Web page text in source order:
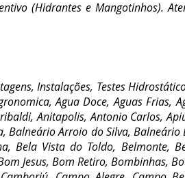
(Hidrantes e Mangotinhos).
Instalações, Testes
Agua Doce, Aguas Frias,
Anitapolis, Antonio Carlos,
Balneário Arroio do Silva,
Bela Vista do Toldo, Belmonte,
Jesus, Bom Retiro, Bombinhas,